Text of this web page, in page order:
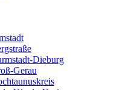
Dieburg
Gerau